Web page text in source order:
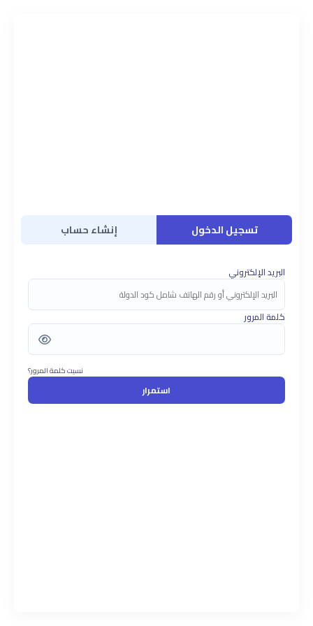
تسجيل الدخول إنشاء حساب
البريد الإلكتروني
كلمة المرور
نسيت كلمة المرور؟
استمرار